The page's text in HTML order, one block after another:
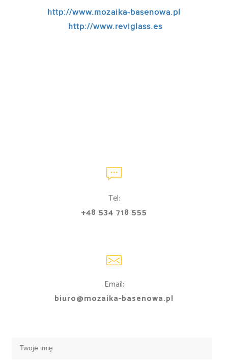
http://www.mozaika-basenowa.pl
http://www.reviglass.es
Tel:
+48 534 718 555
Email:
biuro@mozaika-basenowa.pl